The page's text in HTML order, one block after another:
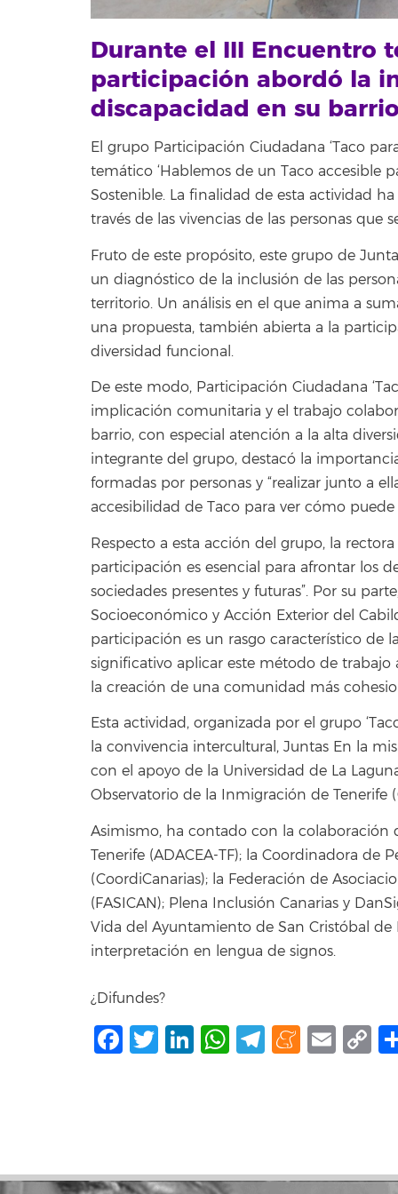
Durante el III Encuentro
participación abordó la
discapacidad en su barrio
El grupo Participación Ciudadana ‘Taco
temático ‘Hablemos de un Taco accesible
Sostenible. La finalidad de esta actividad
través de las vivencias de las personas que
Fruto de este propósito, este grupo de
un diagnóstico de la inclusión de las
territorio. Un análisis en el que anima a
una propuesta, también abierta a la
diversidad funcional.
De este modo, Participación Ciudadana
implicación comunitaria y el trabajo
barrio, con especial atención a la alta
integrante del grupo, destacó la
formadas por personas y “realizar junto a
accesibilidad de Taco para ver cómo puede
Respecto a esta acción del grupo, la
participación es esencial para afrontar los
sociedades presentes y futuras”. Por su
Socioeconómico y Acción Exterior del
participación es un rasgo característico de
significativo aplicar este método de trabajo
la creación de una comunidad más
Esta actividad, organizada por el grupo
la convivencia intercultural, Juntas En la
con el apoyo de la Universidad de La
Observatorio de la Inmigración de Tenerife
Asimismo, ha contado con la colaboración
Tenerife (ADACEA-TF); la Coordinadora de
(CoordiCanarias); la Federación de
(FASICAN); Plena Inclusión Canarias y
Vida del Ayuntamiento de San Cristóbal
interpretación en lengua de signos.
¿Difundes?
Facebook
Twitter
LinkedIn
WhatsApp
Telegram